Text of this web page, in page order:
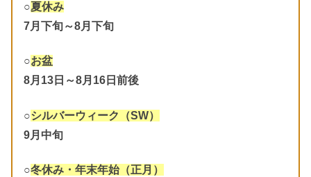
○夏休み
7月下旬～8月下旬
○お盆
8月13日～8月16日前後
○シルバーウィーク（SW）
9月中旬
○冬休み・年末年始（正月）